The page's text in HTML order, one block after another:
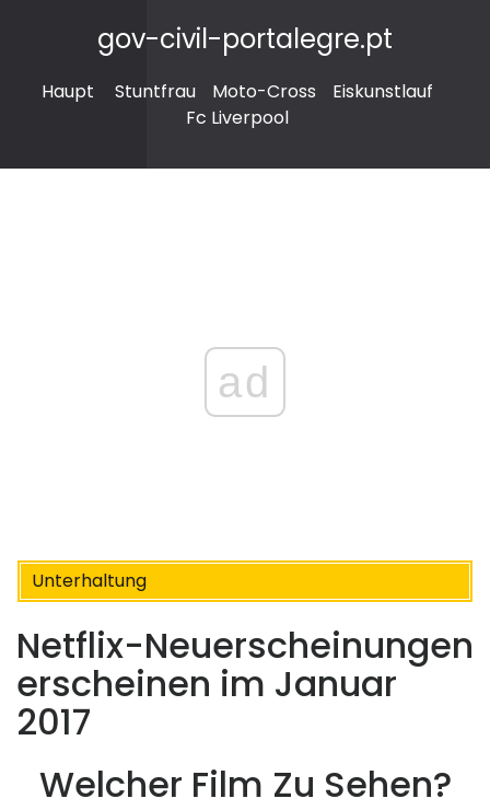
gov-civil-portalegre.pt
Haupt Stuntfrau Moto-Cross
Eiskunstlauf
Fc Liverpool
ad
Unterhaltung
Netflix-Neuerscheinungen
erscheinen im Januar
2017
Welcher Film Zu Sehen?